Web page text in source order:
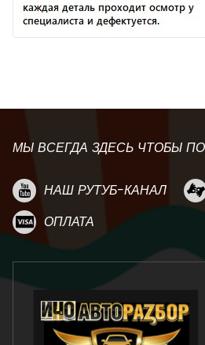
МЫ ВСЕГДА ЗДЕСЬ ЧТОБЫ
НАШ РУТУБ-КАНАЛ
ОПЛАТА